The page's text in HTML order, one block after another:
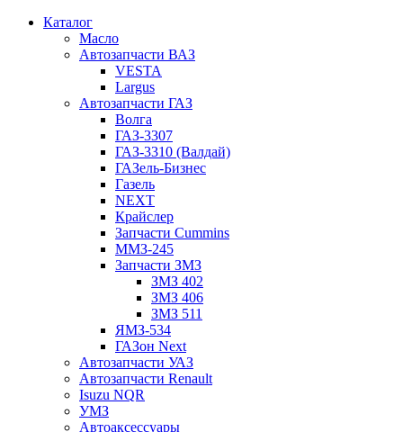
Каталог
Масло
Автозапчасти ВАЗ
VESTA
Largus
Автозапчасти ГАЗ
Волга
ГАЗ-3307
ГАЗ-3310 (Валдай)
ГАЗель-Бизнес
Газель
NEXT
Крайслер
Запчасти Cummins
ММЗ-245
Запчасти ЗМЗ
ЗМЗ 402
ЗМЗ 406
ЗМЗ 511
ЯМЗ-534
ГАЗон Next
Автозапчасти УАЗ
Автозапчасти Renault
Isuzu NQR
УМЗ
Автоаксессуары